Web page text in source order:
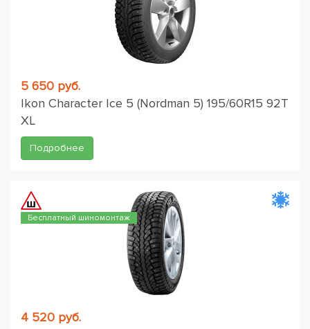
5 650 руб.
Ikon Character Ice 5 (Nordman 5) 195/60R15 92T
XL
Подробнее
Бесплатный шиномонтаж
4 520 руб.